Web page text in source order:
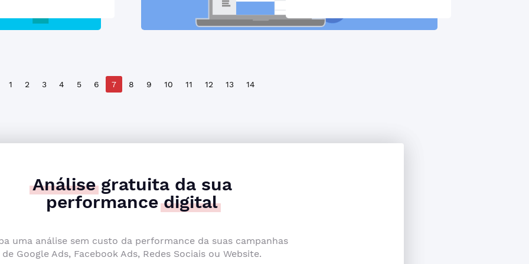
1 2 3 4 5 6 7 8 9 10 11 12 13 14
Análisegratuita da sua
performancedigital
uma análise sem custo da performance da suas campanhas
de Google Ads, Facebook Ads, Redes Sociais ou Website.